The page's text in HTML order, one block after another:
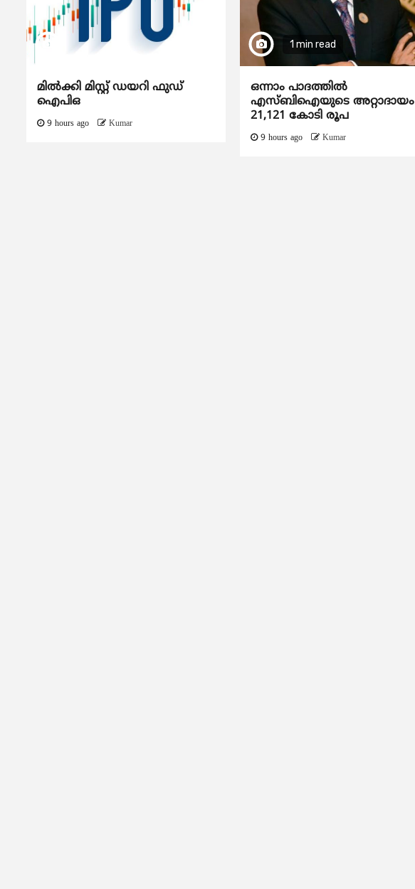
മിൽക്കി മിസ്റ്റ് ഡയറി ഫുഡ്
ഐപിഒ
9 hours ago Kumar
1 min read
ഒന്നാം പാദത്തിൽ
എസ്ബിഐയുടെ അറ്റാദായം
21,121 കോടി രൂപ
9 hours ago Kumar